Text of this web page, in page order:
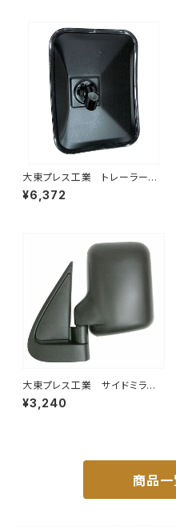
大東プレス工業 トレーラーミ
ラー 黒 UD L013 NS
角型 左 DI-58B
¥6,372
大東プレス工業 サイドミラー/
バックミラー ダイハツ ハイ
ゼット トラック 左 99年～
¥3,240
商品一